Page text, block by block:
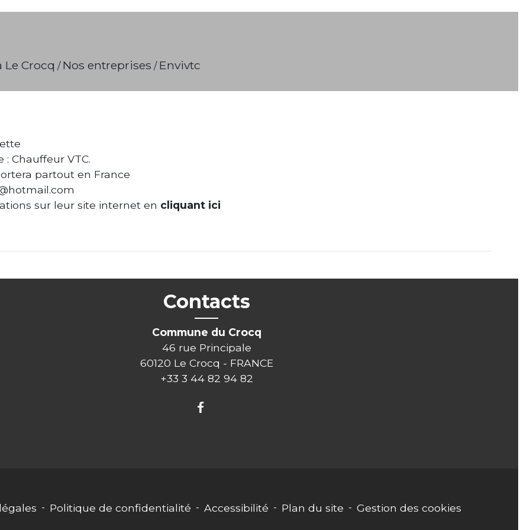
Le Crocq / Nos entreprises / Envivtc
: Chauffeur VTC.
partout en France
sur leur site internet en cliquant ici
Contacts
Commune du Crocq
46 rue Principale
60120 Le Crocq - FRANCE
+33 3 44 82 94 82
- Politique de confidentialité - Accessibilité - Plan du site - Gestion des cookies